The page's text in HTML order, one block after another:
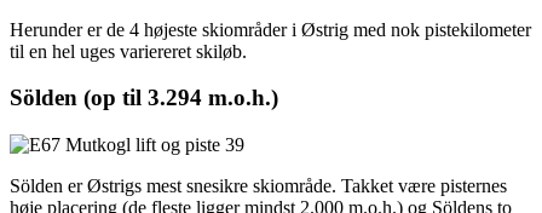
Herunder er de 4 højeste skiområder i Østrig med nok pistekilometer
til en hel uges variereret skiløb.
Sölden (op til 3.294 m.o.h.)
Sölden er Østrigs mest snesikre skiområde. Takket være pisternes
høje placering (de fleste ligger mindst 2.000 m.o.h.) og Söldens to